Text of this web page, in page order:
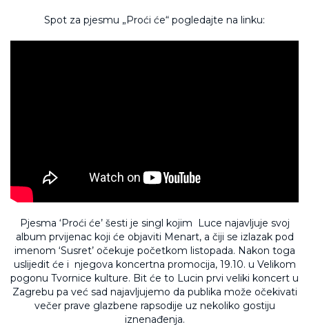
Spot za pjesmu „Proći će“ pogledajte na linku:
Pjesma ‘Proći će’ šesti je singl kojim Luce najavljuje svoj
album prvijenac koji će objaviti Menart, a čiji se izlazak pod
imenom ‘Susret’ očekuje početkom listopada. Nakon toga
uslijedit će i njegova koncertna promocija, 19.10. u Velikom
pogonu Tvornice kulture. Bit će to Lucin prvi veliki koncert u
Zagrebu pa već sad najavljujemo da publika može očekivati
večer prave glazbene rapsodije uz nekoliko gostiju
iznenađenja.